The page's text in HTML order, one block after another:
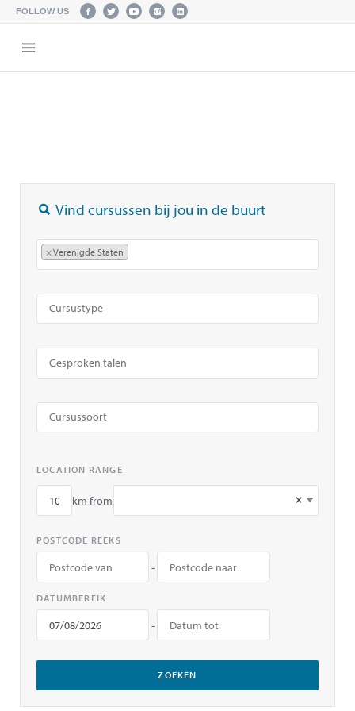
FOLLOW US
Vind cursussen bij jou in de buurt
×Verenigde Staten
LOCATION RANGE
km from ×
POSTCODE REEKS
-
DATUMBEREIK
-
ZOEKEN